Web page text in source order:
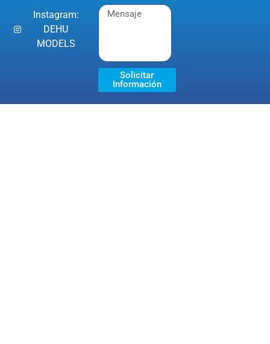
Instagram:
DEHU
MODELS
Solicitar
Información